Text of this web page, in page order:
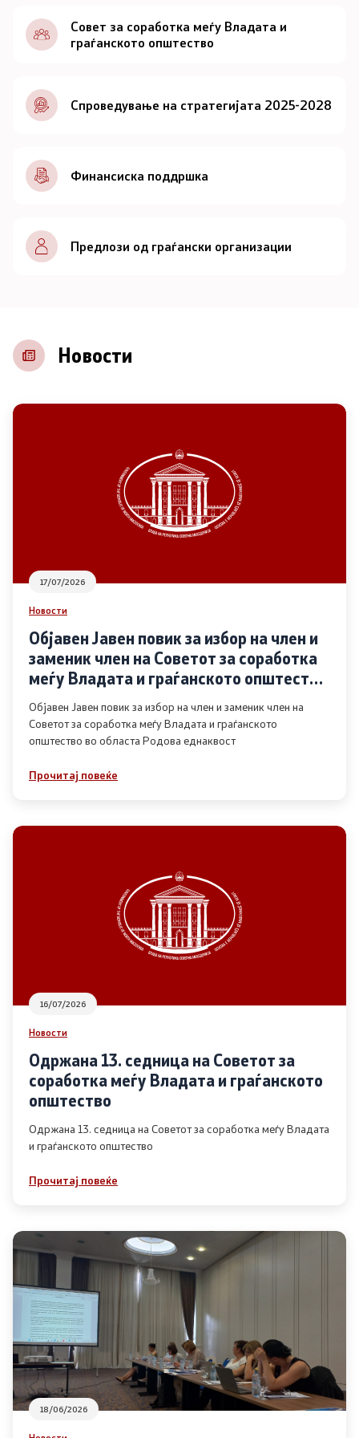
Документи
Совет
За советот
Документи
Записници и дневни редови од седниците на
Советот
Контакт
Основање на здружение
Дијалог меѓу Владата и граѓанскиот сектор
Отворени денови за иницијативи на граѓанските
организации
Финансиска поддршка
Извештаи
Список на ОЈИ
Контакт
Контакт
Линкови
Изјава за пристапност
Со еден клик до сите услуги
Совет за соработка меѓу Владата и
граѓанското општество
Спроведување на стратегијата 2025-2028
Финансиска поддршка
Предлози од граѓански организации
Новости
17/07/2026
Новости
Објавен Јавен повик за избор на член и
заменик член на Советот за соработка
меѓу Владата и граѓанското општество
во областа Родова еднаквост
Објавен Јавен повик за избор на член и заменик член на
Советот за соработка меѓу Владата и граѓанското
општество во областа Родова еднаквост
Прочитај повеќе
16/07/2026
Новости
Одржана 13. седница на Советот за
соработка меѓу Владата и граѓанското
општество
Одржана 13. седница на Советот за соработка меѓу Владата
и граѓанското општество
Прочитај повеќе
18/06/2026